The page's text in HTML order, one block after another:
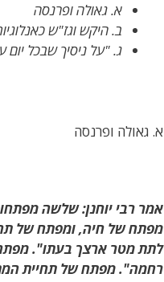
א. גאולה ופרנסה
ב. היקש וגז"ש
ג. "על ניסיך שבכל יום
א. גאולה ופרנסה
אמר רבי יוחנן: שלשה
מפתח של חיה, ומפתח של
לתת מטר ארצך בעתו". מפתח
רחמה". מפתח של תחיית